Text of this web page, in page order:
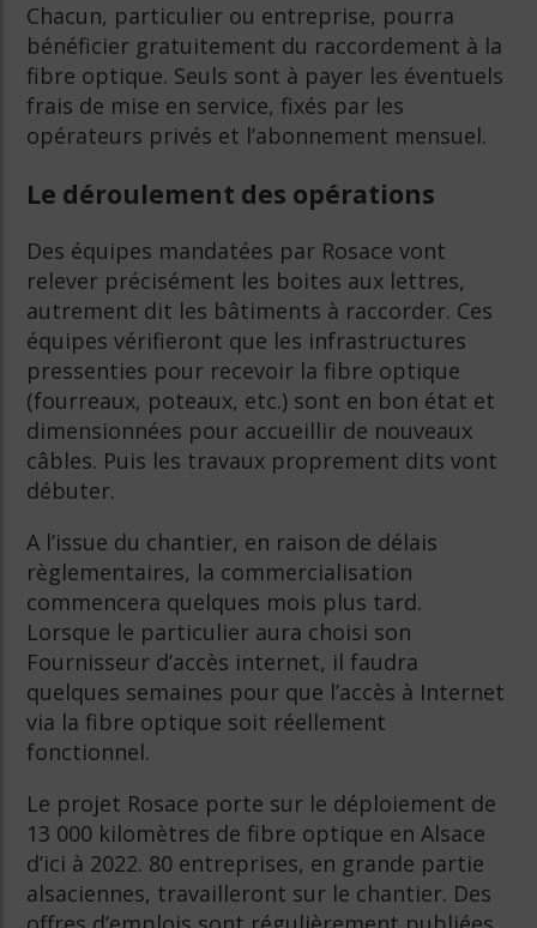
Chacun, particulier ou entreprise, pourra
bénéficier gratuitement du raccordement à la
fibre optique. Seuls sont à payer les éventuels
frais de mise en service, fixés par les
opérateurs privés et l’abonnement mensuel.
Le déroulement des opérations
Des équipes mandatées par Rosace vont
relever précisément les boites aux lettres,
autrement dit les bâtiments à raccorder. Ces
équipes vérifieront que les infrastructures
pressenties pour recevoir la fibre optique
(fourreaux, poteaux, etc.) sont en bon état et
dimensionnées pour accueillir de nouveaux
câbles. Puis les travaux proprement dits vont
débuter.
A l’issue du chantier, en raison de délais
règlementaires, la commercialisation
commencera quelques mois plus tard.
Lorsque le particulier aura choisi son
Fournisseur d’accès internet, il faudra
quelques semaines pour que l’accès à Internet
via la fibre optique soit réellement
fonctionnel.
Le projet Rosace porte sur le déploiement de
13 000 kilomètres de fibre optique en Alsace
d’ici à 2022. 80 entreprises, en grande partie
alsaciennes, travailleront sur le chantier. Des